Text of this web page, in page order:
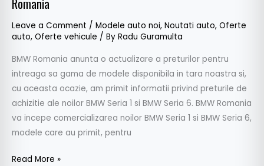
Romania
Leave a Comment / Modele auto noi, Noutati auto, Oferte
auto, Oferte vehicule / By Radu Guramulta
BMW Romania anunta o actualizare a preturilor pentru
intreaga sa gama de modele disponibila in tara noastra si,
cu aceasta ocazie, am primit informatii privind preturile de
achizitie ale noilor BMW Seria 1 si BMW Seria 6. BMW Romania
va incepe comercializarea noilor BMW Seria 1 si BMW Seria 6,
modele care au primit, pentru
Read More »